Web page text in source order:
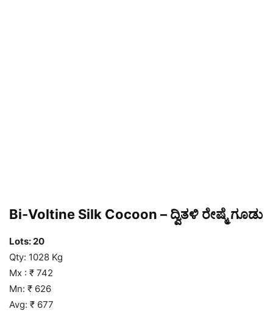
Bi-Voltine Silk Cocoon – ದ್ವಿತಳಿ ರೇಷ್ಮೆ ಗೂಡು
Lots: 20
Qty: 1028 Kg
Mx : ₹ 742
Mn: ₹ 626
Avg: ₹ 677